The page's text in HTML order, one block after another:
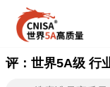
评：世界5A级 行